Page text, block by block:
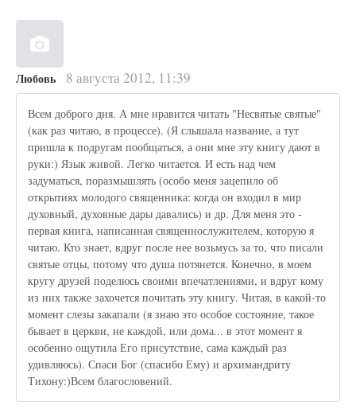
Любовь 8 августа 2012, 11:39
Всем доброго дня. А мне нравится читать "Несвятые святые"
(как раз читаю, в процессе). (Я слышала название, а тут
пришла к подругам пообщаться, а они мне эту книгу дают в
руки:) Язык живой. Легко читается. И есть над чем
задуматься, поразмышлять (особо меня зацепило об
открытиях молодого священника: когда он входил в мир
духовный, духовные дары давались) и др. Для меня это -
первая книга, написанная священнослужителем, которую я
читаю. Кто знает, вдруг после нее возьмусь за то, что писали
святые отцы, потому что душа потянется. Конечно, в моем
кругу друзей поделюсь своими впечатлениями, и вдруг кому
из них также захочется почитать эту книгу. Читая, в какой-то
момент слезы закапали (я знаю это особое состояние, такое
бывает в церкви, не каждой, или дома... в этот момент я
особенно ощутила Его присутствие, сама каждый раз
удивляюсь). Спаси Бог (спасибо Ему) и архимандриту
Тихону:)Всем благословений.